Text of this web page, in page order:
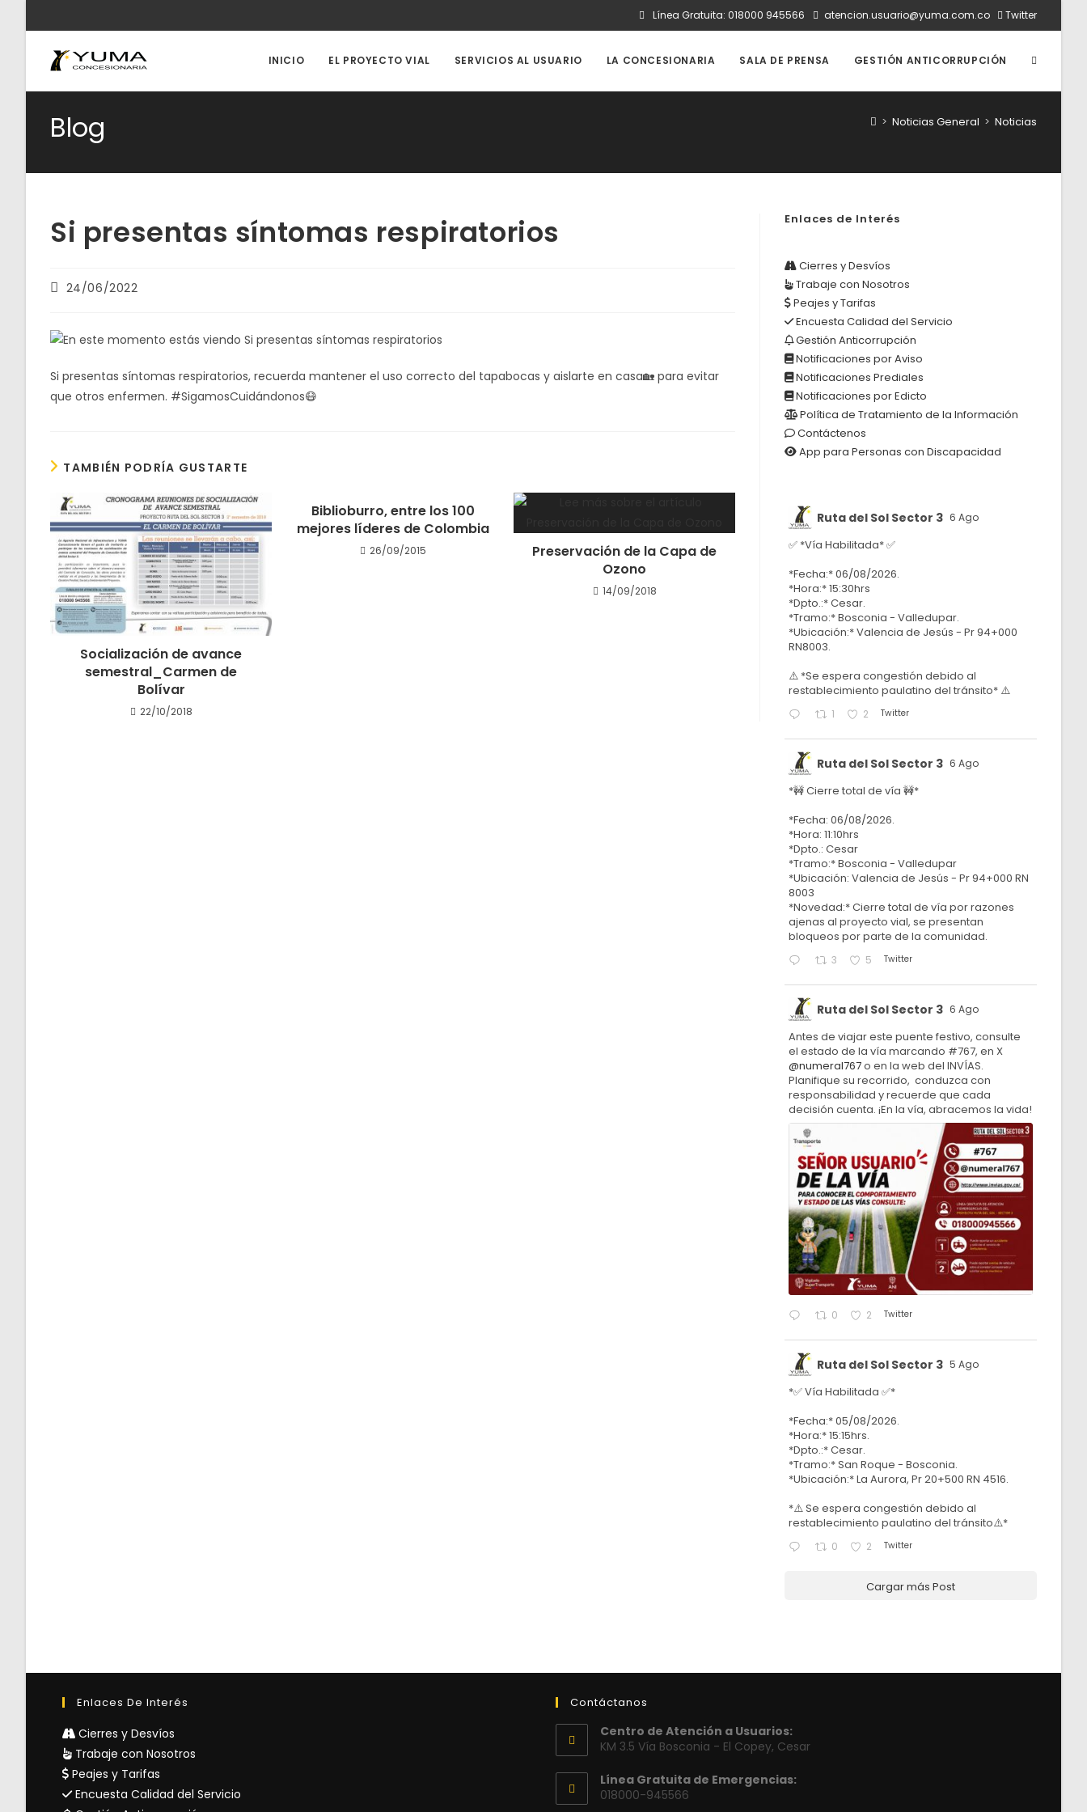
contenido
Línea Gratuita: 018000 945566 atencion.usuario@yuma.com.co Twitter
INICIO EL PROYECTO VIAL SERVICIOS AL USUARIO LA CONCESIONARIA SALA DE PRENSA GESTIÓN ANTICORRUPCIÓN ALTERNAR
Blog > Noticias General > Noticias
Si presentas síntomas respiratorios
Publicación
entrada:
24/06/2022
Si presentas síntomas respiratorios, recuerda mantener el uso correcto del tapabocas y aislarte en casa🏡 para evitar
que otros enfermen. #SigamosCuidándonos😷
TAMBIÉN PODRÍA GUSTARTE
Socialización de avance
semestral_Carmen de
Bolívar
22/10/2018
Biblioburro, entre los 100
mejores líderes de Colombia
26/09/2015
Preservación de la Capa de
Ozono
14/09/2018
Enlaces de Interés
Cierres y Desvíos
Trabaje con Nosotros
Peajes y Tarifas
Encuesta Calidad del Servicio
Gestión Anticorrupción
Notificaciones por Aviso
Notificaciones Prediales
Notificaciones por Edicto
Política de Tratamiento de la Información
Contáctenos
App para Personas con Discapacidad
Ruta del Sol Sector 3 6 Ago
✅ *Vía Habilitada* ✅
*Fecha:* 06/08/2026.
*Hora:* 15:30hrs
*Dpto.:* Cesar.
*Tramo:* Bosconia - Valledupar.
*Ubicación:* Valencia de Jesús - Pr 94+000
RN8003.
⚠️ *Se espera congestión debido al
restablecimiento paulatino del tránsito* ⚠️
1 2 Twitter
Ruta del Sol Sector 3 6 Ago
*🚧 Cierre total de vía 🚧*
*Fecha: 06/08/2026.
*Hora: 11:10hrs
*Dpto.: Cesar
*Tramo:* Bosconia - Valledupar
*Ubicación: Valencia de Jesús - Pr 94+000 RN
8003
*Novedad:* Cierre total de vía por razones
ajenas al proyecto vial, se presentan
bloqueos por parte de la comunidad.
3 5 Twitter
Ruta del Sol Sector 3 6 Ago
Antes de viajar este puente festivo, consulte
el estado de la vía marcando #767, en X
@numeral767o en la web del INVÍAS.
Planifique su recorrido, conduzca con
responsabilidad y recuerde que cada
decisión cuenta. ¡En la vía, abracemos la vida!
0 2 Twitter
Ruta del Sol Sector 3 5 Ago
*✅ Vía Habilitada ✅*
*Fecha:* 05/08/2026.
*Hora:* 15:15hrs.
*Dpto.:* Cesar.
*Tramo:* San Roque - Bosconia.
*Ubicación:* La Aurora, Pr 20+500 RN 4516.
*⚠️ Se espera congestión debido al
restablecimiento paulatino del tránsito⚠️*
0 2 Twitter
Cargar más Post
Enlaces De Interés
Cierres y Desvíos
Trabaje con Nosotros
Peajes y Tarifas
Encuesta Calidad del Servicio
Contáctanos
Centro de Atención a Usuarios:
KM 3.5 Vía Bosconia - El Copey, Cesar
Línea Gratuita de Emergencias:
018000-945566